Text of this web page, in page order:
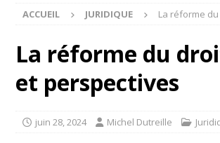
[ juillet 29, 2026 ]
[ juillet 27, 2026 ]
Avocats
[ août 4, 2026 ]
ACCUEIL JURIDIQUE La réforme
La réforme du
et perspectives
juin 28, 2024 Michel Dutreille